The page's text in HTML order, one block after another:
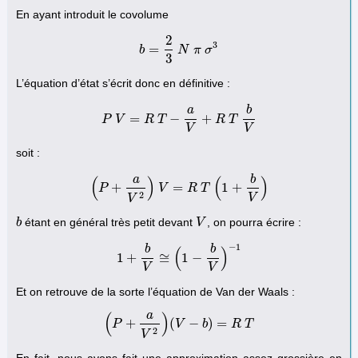
En ayant introduit le covolume
b =
2
3
N π σ3
b= 23 N π σ3
L’équation d’état s’écrit donc en définitive :
P V = R T −
a
V
+ R T
b
V
P V=R T −a V+R T bV
soit :
(P +
a
V 2 ) V = R T (1 +
b
V )
P+a V ) V=R T (1 + bV )
b
bétant en général très petit devant V
V , on pourra écrire :
1 +
b
V
≅ (1 −
b
V ) −1
1+b V≅ (1− bV )−1
Et on retrouve de la sorte l’équation de Van der Waals :
(P +
a
V 2 ) ( V − b) = R T
( P+aV 2 ) (V −b) =R T